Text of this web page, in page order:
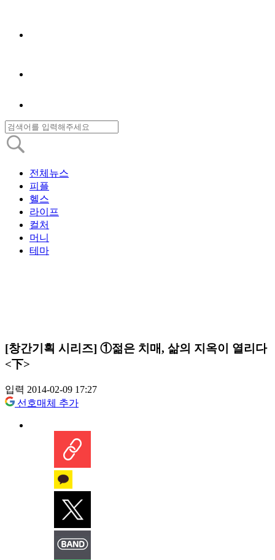
전체뉴스
피플
헬스
라이프
컬처
머니
테마
[창간기획 시리즈] ①젊은 치매, 삶의 지옥이 열리다
<下>
입력 2014-02-09 17:27
선호매체 추가